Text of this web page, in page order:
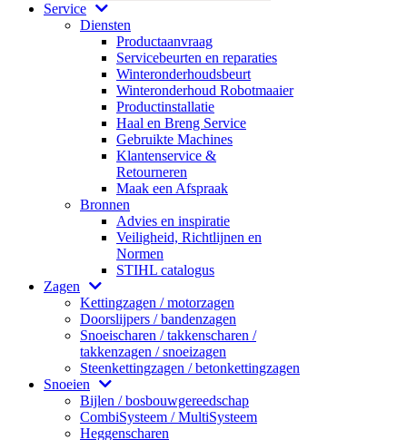
Service
Diensten
Productaanvraag
Servicebeurten en reparaties
Winteronderhoudsbeurt
Winteronderhoud Robotmaaier
Productinstallatie
Haal en Breng Service
Gebruikte Machines
Klantenservice &
Retourneren
Maak een Afspraak
Bronnen
Advies en inspiratie
Veiligheid, Richtlijnen en
Normen
STIHL catalogus
Zagen
Kettingzagen / motorzagen
Doorslijpers / bandenzagen
Snoeischaren / takkenscharen /
takkenzagen / snoeizagen
Steenkettingzagen / betonkettingzagen
Snoeien
Bijlen / bosbouwgereedschap
CombiSysteem / MultiSysteem
Heggenscharen